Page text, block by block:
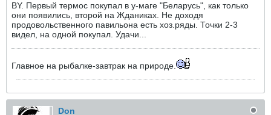
BY. Первый термос покупал в у-маге "Беларусь", как только
они появились, второй на Жданиках. Не доходя
продовольственного павильона есть хоз.ряды. Точки 2-3
видел, на одной покупал. Удачи...
Главное на рыбалке-завтрак на природе.
Don